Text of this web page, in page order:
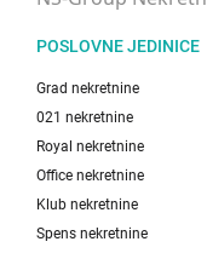
POSLOVNE JEDINICE
Grad nekretnine
021 nekretnine
Royal nekretnine
Office nekretnine
Klub nekretnine
Spens nekretnine